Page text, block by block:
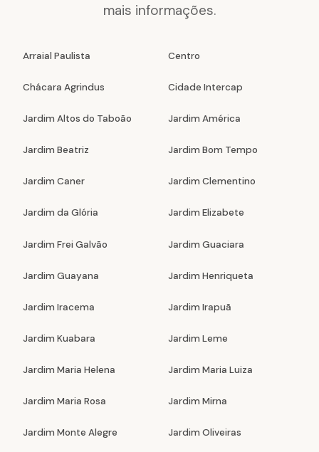
mais informações.
Arraial Paulista Centro
Chácara Agrindus Cidade Intercap
Jardim Altos do Taboão Jardim América
Jardim Beatriz Jardim Bom Tempo
Jardim Caner Jardim Clementino
Jardim da Glória Jardim Elizabete
Jardim Frei Galvão Jardim Guaciara
Jardim Guayana Jardim Henriqueta
Jardim Iracema Jardim Irapuã
Jardim Kuabara Jardim Leme
Jardim Maria Helena Jardim Maria Luiza
Jardim Maria Rosa Jardim Mirna
Jardim Monte Alegre Jardim Oliveiras